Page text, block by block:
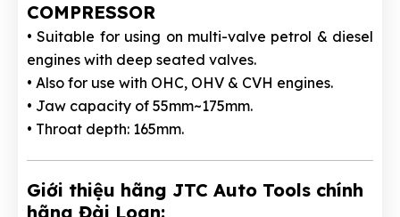
COMPRESSOR
• Suitable for using on multi-valve petrol & diesel
engines with deep seated valves.
• Also for use with OHC, OHV & CVH engines.
• Jaw capacity of 55mm~175mm.
• Throat depth: 165mm.
Giới thiệu hãng JTC Auto Tools chính
hãng Đài Loan: